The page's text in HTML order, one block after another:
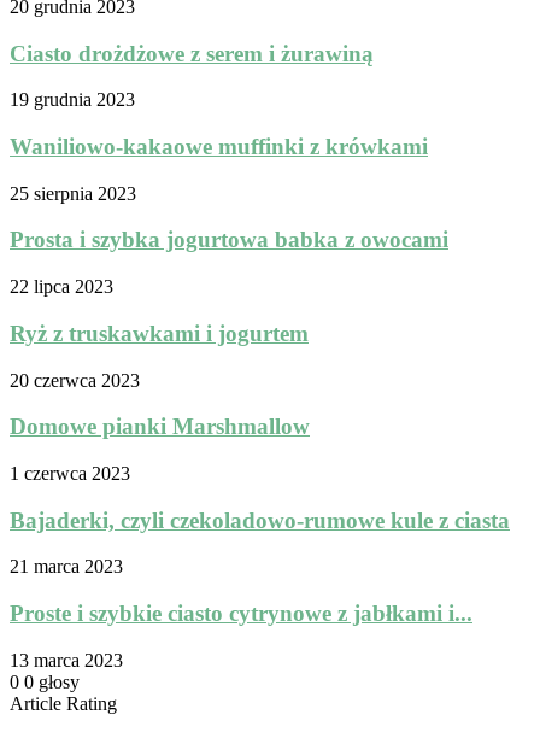
20 grudnia 2023
Ciasto drożdżowe z serem i żurawiną
19 grudnia 2023
Waniliowo-kakaowe muffinki z krówkami
25 sierpnia 2023
Prosta i szybka jogurtowa babka z owocami
22 lipca 2023
Ryż z truskawkami i jogurtem
20 czerwca 2023
Domowe pianki Marshmallow
1 czerwca 2023
Bajaderki, czyli czekoladowo-rumowe kule z ciasta
21 marca 2023
Proste i szybkie ciasto cytrynowe z jabłkami i...
13 marca 2023
0 0 głosy
Article Rating